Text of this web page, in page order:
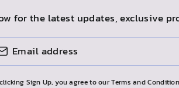
for the latest updates, exclusive
Sign Up, you agree to our Terms and